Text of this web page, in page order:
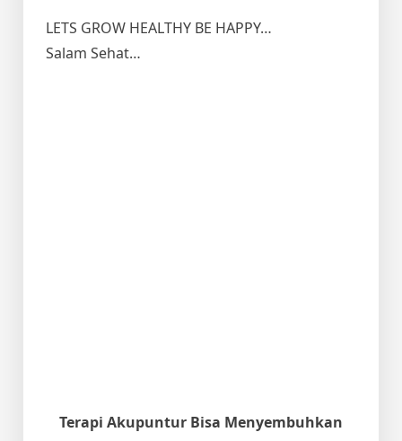
LETS GROW HEALTHY BE HAPPY…
Salam Sehat…
Terapi Akupuntur Bisa Menyembuhkan